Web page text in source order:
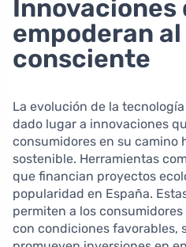
Innovaciones
empoderan
consciente
La evolución de la
dado lugar a innovaciones
consumidores en su camino
sostenible. Herramientas
que financian proyectos
popularidad en España.
permiten a los
con condiciones favorables,